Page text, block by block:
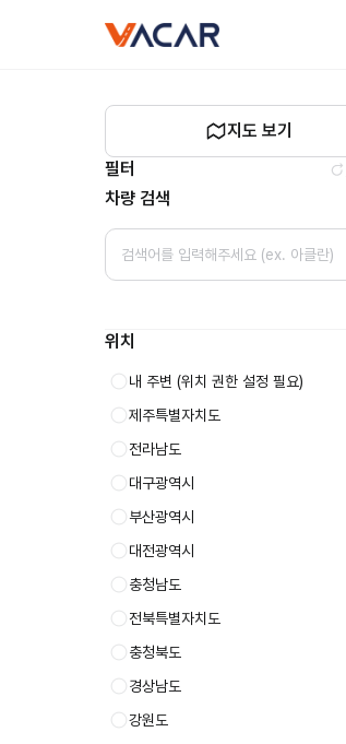
지도 보기
필터
차량 검색
위치
내 주변 (위치 권한 설정 필요)
제주특별자치도
전라남도
대구광역시
부산광역시
대전광역시
충청남도
전북특별자치도
충청북도
경상남도
강원도